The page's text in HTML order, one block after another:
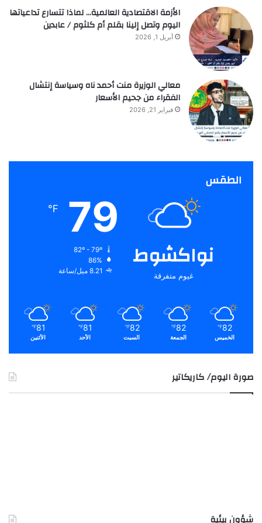
الأزمة الاقتصادية العالمية… لماذا تتسارع تداعياتها
اليوم وتصل إلينا بقلم أم كلثوم / عابدين
أبريل 1, 2026
معالي الوزيرة منت أحمد ناه وسياسة إنتشال
الفقراء من جحيم الأسعار
فبراير 21, 2026
الطقس
نواكشوط
غيوم متفرقة
79
℉
86%
8.21 ميل/ساعة
82
℉
الخميس
82
℉
الجمعة
82
℉
السبت
81
℉
الأحد
81
℉
الأثنين
صورة اليوم/ كاريكاتير
شؤون بيئية